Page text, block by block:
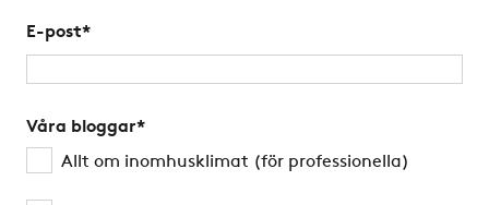
E-post*
Våra bloggar*
Allt om inomhusklimat (för professionella)